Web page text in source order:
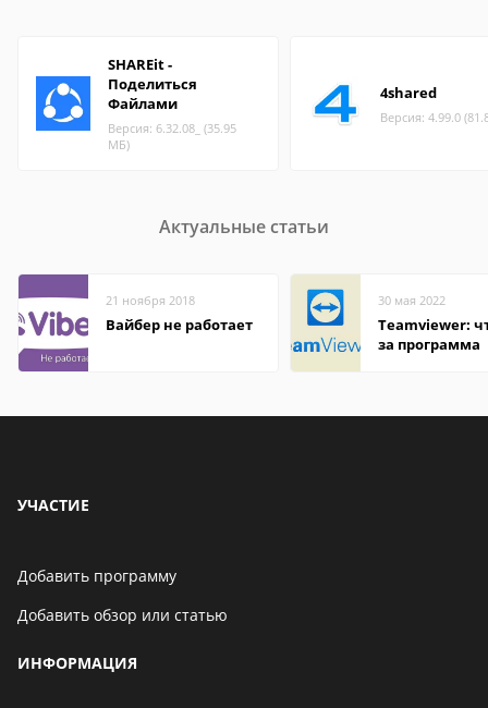
SHAREit -
Поделиться
Файлами
Версия: 6.32.08_ (35.95
МБ)
4shared
Версия: 4.99.0
Актуальные статьи
21 ноября 2018
Вайбер не работает
30 мая 2022
Teamviewer:
за программа
УЧАСТИЕ
Добавить программу
Добавить обзор или статью
ИНФОРМАЦИЯ